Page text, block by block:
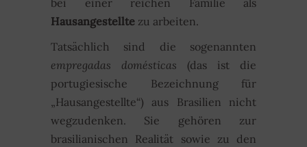
bei einer reichen Familie als
Hausangestellte zu arbeiten.
Tatsächlich sind die sogenannten
empregadas domésticas (das ist die
portugiesische Bezeichnung für
„Hausangestellte“) aus Brasilien nicht
wegzudenken. Sie gehören zur
brasilianischen Realität sowie zu den